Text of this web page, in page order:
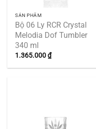
SẢN PHẨM
Bộ 06 Ly RCR Crystal
Melodia Dof Tumbler
340 ml
1.365.000₫